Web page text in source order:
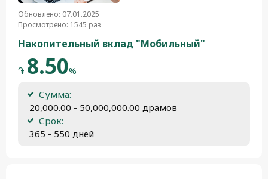
Обновлено: 07.01.2025
Просмотрено: 1545 раз
Накопительный вклад "Мобильный"
֏ 8.50%
Сумма:
20,000.00 - 50,000,000.00 драмов
Срок:
365 - 550 дней